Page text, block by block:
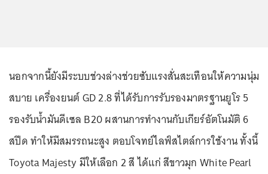
นอกจากนี้ยังมีระบบช่วงล่างช่วยซับแรงสั่นสะเทือนให้ความนุ่ม
สบาย เครื่องยนต์ GD 2.8 ที่ได้รับการรับรองมาตรฐานยูโร 5
รองรับน้ำมันดีเซล B20 ผสานการทำงานกับเกียร์อัตโนมัติ 6
สปีด ทำให้มีสมรรถนะสูง ตอบโจทย์ไลฟ์สไตล์การใช้งาน ทั้งนี้
Toyota Majesty มีให้เลือก 2 สี ได้แก่ สีขาวมุก White Pearl